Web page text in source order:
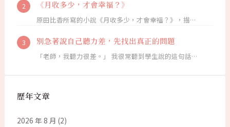
《月收多少，才會幸福？》
原田比香所寫的小說《月收多少，才會幸福？》，描…
別急著說自己聽力差，先找出真正的問題
「老師，我聽力很差。」 我很常聽到學生說的這句話…
歷年文章
2026 年 8 月 (2)